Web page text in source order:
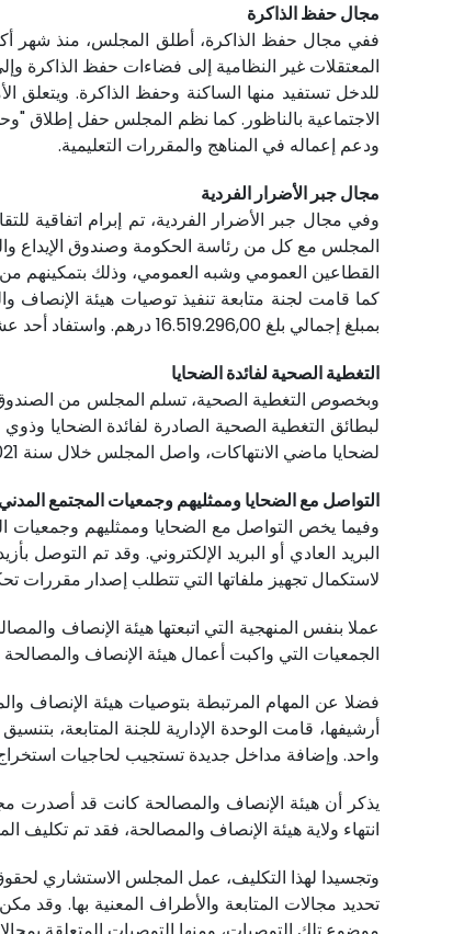
مجال حفظ الذاكرة
المعتقلات غير النظامية إلى فضاءات حفظ الذاكرة
الاجتماعية بالناظور. كما نظم المجلس حفل إطلاق
ودعم إعماله في المناهج والمقررات التعليمية.
مجال جبر الأضرار الفردية
وفي مجال جبر الأضرار الفردية، تم إبرام اتفاقية
القطاعين العمومي وشبه العمومي، وذلك بتمكينهم
بمبلغ إجمالي بلغ 16.519.296,00 درهم. واستفاد أحد عشر شخصا من توصية الإدماج الاجتماعي بمبلغ 250 ألف درهم لكل واحد.
التغطية الصحية لفائدة الضحايا
لضحايا ماضي الانتهاكات، واصل المجلس خلال سنة 2021 التكفل الطبي بسبع (7) حالات استدعت أربعة وعشرين (24) تدخلا طبيا مستعجلا.
التواصل مع الضحايا وممثليهم وجمعيات المجتمع المدني
وفيما يخص التواصل مع الضحايا وممثليهم وجمعيات
لاستكمال تجهيز ملفاتها التي تتطلب إصدار مقررات
عملا بنفس المنهجية التي اتبعتها هيئة الإنصاف
الجمعيات التي واكبت أعمال هيئة الإنصاف والمصالحة
فضلا عن المهام المرتبطة بتوصيات هيئة الإنصاف
أرشيفها، قامت الوحدة الإدارية للجنة المتابعة،
واحد. وإضافة مداخل جديدة تستجيب لحاجيات استخراج
انتهاء ولاية هيئة الإنصاف والمصالحة، فقد تم
وتجسيدا لهذا التكليف، عمل المجلس الاستشاري
تحديد مجالات المتابعة والأطراف المعنية بها.